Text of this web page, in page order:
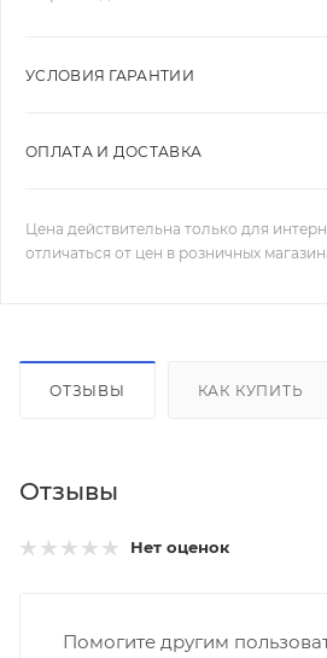
УСЛОВИЯ ГАРАНТИИ
ОПЛАТА И ДОСТАВКА
Цена действительна только для
отличаться от цен в розничных
ОТЗЫВЫ КАК КУПИТЬ
Отзывы
Нет оценок
Помогите другим